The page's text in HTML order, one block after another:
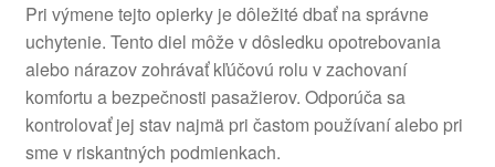
Pri výmene tejto opierky je dôležité dbať na správne
uchytenie. Tento diel môže v dôsledku opotrebovania
alebo nárazov zohrávať kľúčovú rolu v zachovaní
komfortu a bezpečnosti pasažierov. Odporúča sa
kontrolovať jej stav najmä pri častom používaní alebo pri
sme v riskantných podmienkach.